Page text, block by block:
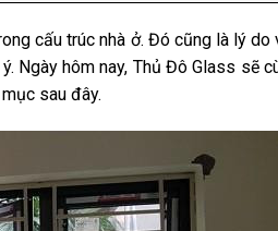
cấu trúc nhà ở. Đó cũng là lý do
Ngày hôm nay, Thủ Đô Glass sẽ
sau đây.